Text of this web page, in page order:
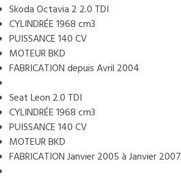
Skoda Octavia 2 2.0 TDI
CYLINDRÉE 1968 cm3
PUISSANCE 140 CV
MOTEUR BKD
FABRICATION depuis Avril 2004
Seat Leon 2.0 TDI
CYLINDRÉE 1968 cm3
PUISSANCE 140 CV
MOTEUR BKD
FABRICATION Janvier 2005 à Janvier 2007